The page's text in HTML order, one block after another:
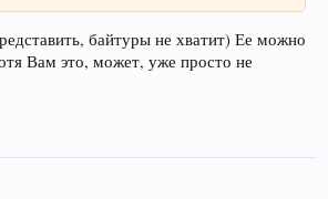
байтуры не хватит) Ее можно
Вам это, может, уже просто не